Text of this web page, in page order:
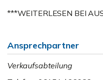
***WEITERLESEN BEI
Ansprechpartner
Verkaufsabteilung